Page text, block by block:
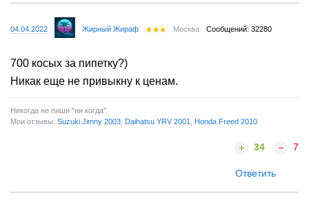
04.04.2022 Жирный Жираф Москва Сообщений: 32280
700 косых за пипетку?)
Никак еще не привыкну к ценам.
Никогда не пиши "ни когда".
Мои отзывы: Suzuki Jimny 2003 Daihatsu YRV 2001 Honda Freed 2010
34 7
Ответить